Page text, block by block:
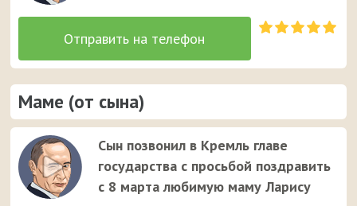
Маме (от сына)
Сын позвонил в Кремль главе
государства с просьбой поздравить
с 8 марта любимую маму Ларису